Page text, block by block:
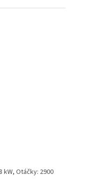
kW, Otáčky: 2900